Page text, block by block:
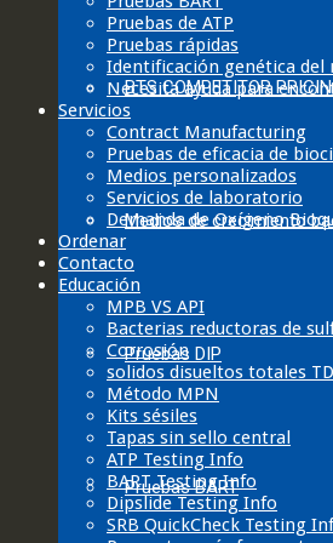
BTS COMPETITOR
Medios de crecimiento
Pruebas DIP
Pruebas BART
Pruebas de ATP
Pruebas rápidas
Identificación genética del
Necesita ayuda para
Servicios
Contract Manufacturing
Pruebas de eficacia de
Medios personalizados
Servicios de laboratorio
Demanda de Oxígeno
Ordenar
Contacto
Educación
MPB VS API
Bacterias reductoras de
Corrosión
solidos disueltos totales
Método MPN
Kits sésiles
Tapas sin sello central
ATP Testing Info
BART Testing Info
Dipslide Testing Info
SRB QuickCheck Testing